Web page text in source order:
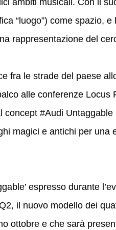
ambiti musicali. Con il
“luogo”) come spazio,
rappresentazione del
fra le strade del paese
alle conferenze
concept #Audi
magici e antichi per
espresso durante
il nuovo modello dei
ottobre e che sarà